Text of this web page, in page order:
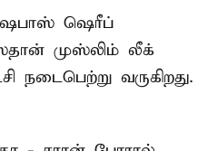
ஷபாஸ் ஷெரீப்
முஸ்லிம் லீக்
நடைபெற்று வருகிறது.